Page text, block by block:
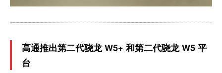
高通推出第二代骁龙 W5+ 和第二代骁龙 W5 平
台